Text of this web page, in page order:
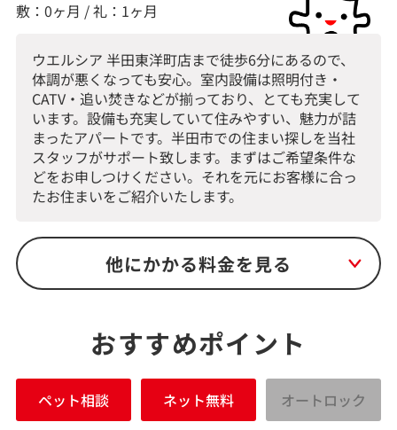
敷：0ヶ月 / 礼：1ヶ月
ウエルシア 半田東洋町店まで徒歩6分にあるので、
体調が悪くなっても安心。室内設備は照明付き・
CATV・追い焚きなどが揃っており、とても充実して
います。設備も充実していて住みやすい、魅力が詰
まったアパートです。半田市での住まい探しを当社
スタッフがサポート致します。まずはご希望条件な
どをお申しつけください。それを元にお客様に合っ
たお住まいをご紹介いたします。
他にかかる料金を見る
おすすめポイント
ペット相談 ネット無料 オートロック